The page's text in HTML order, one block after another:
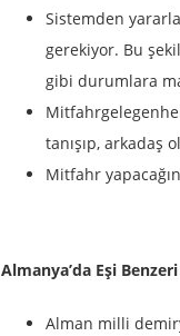
Sistemden
gerekiyor. Bu
gibi durumlara
tanışıp, arkadaş
Mitfahr
Almanya’da Eşi
Alman milli